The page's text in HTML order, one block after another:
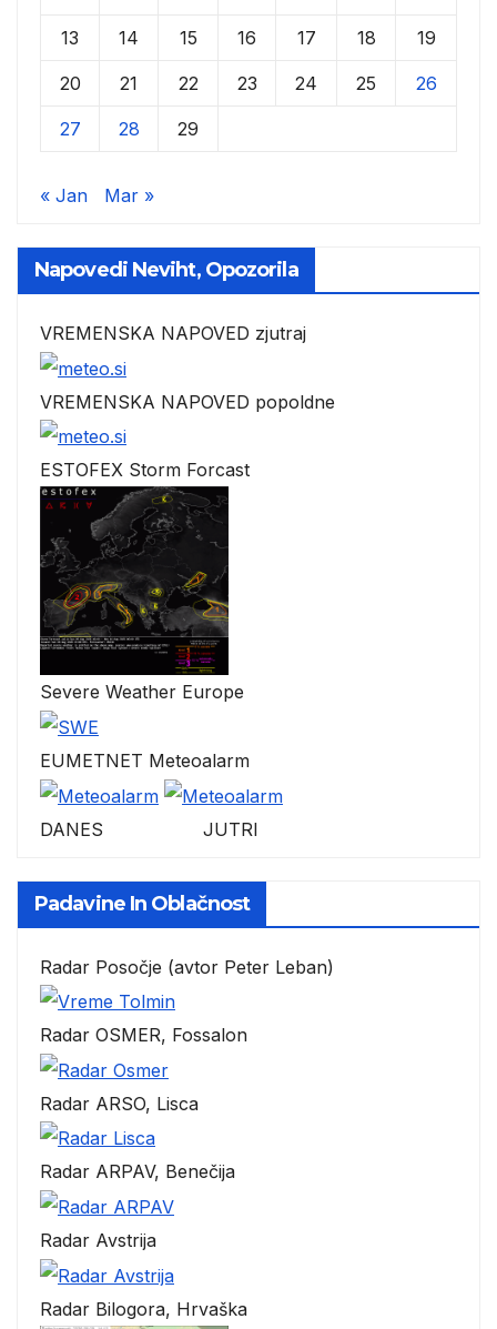
13 14 15 16 17 18 19
20 21 22 23 24 25 26
27 28 29
« Jan Mar »
Napovedi Neviht, Opozorila
VREMENSKA NAPOVED zjutraj
VREMENSKA NAPOVED popoldne
ESTOFEX Storm Forcast
Severe Weather Europe
EUMETNET Meteoalarm
DANES JUTRI
Padavine In Oblačnost
Radar Posočje (avtor Peter Leban)
Radar OSMER, Fossalon
Radar ARSO, Lisca
Radar ARPAV, Benečija
Radar Avstrija
Radar Bilogora, Hrvaška